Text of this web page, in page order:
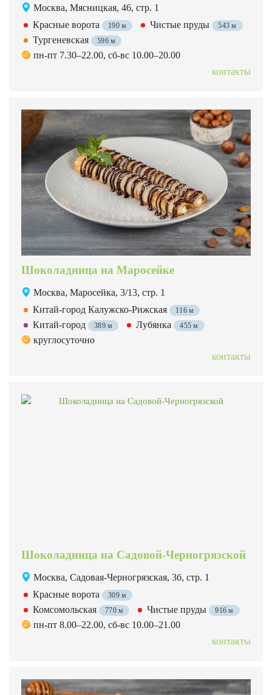
Москва, Мясницкая, 46, стр. 1
Красные ворота
190 м Чистые пруды 543 м
Тургеневская 596 м
пн-пт 7.30–22.00, сб-вс 10.00–20.00
контакты
Шоколадница на Маросейке
Москва, Маросейка, 3/13, стр. 1
Китай-город Калужско-Рижская
116 м
Китай-город 389 м Лубянка 455 м
круглосуточно
контакты
Шоколадница на Садовой-Черногрязской
Москва, Садовая-Черногрязская, 3б, стр. 1
Красные ворота
309 м
Комсомольская 770 м Чистые пруды 916 м
пн-пт 8.00–22.00, сб-вс 10.00–21.00
контакты